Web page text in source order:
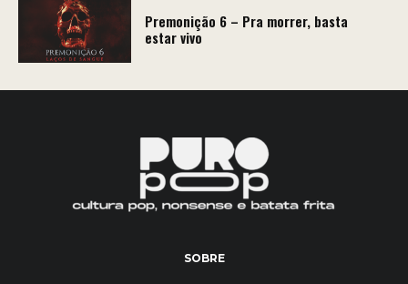
Premonição 6 – Pra morrer, basta
estar vivo
SOBRE